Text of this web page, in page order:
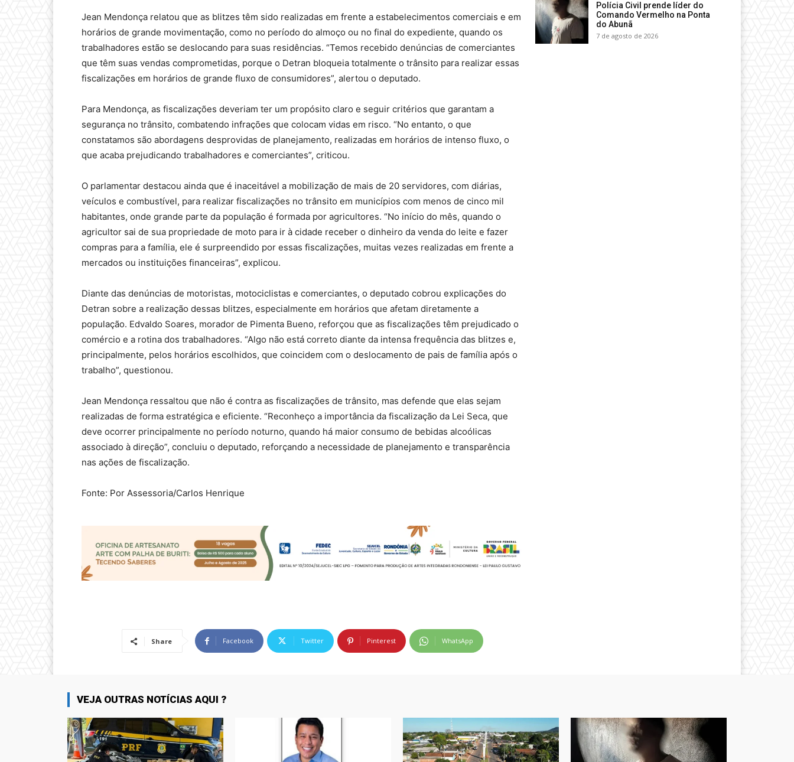
Jean Mendonça relatou que as blitzes têm sido realizadas em frente a estabelecimentos comerciais e em
horários de grande movimentação, como no período do almoço ou no final do expediente, quando os
trabalhadores estão se deslocando para suas residências. “Temos recebido denúncias de comerciantes
que têm suas vendas comprometidas, porque o Detran bloqueia totalmente o trânsito para realizar essas
fiscalizações em horários de grande fluxo de consumidores”, alertou o deputado.
Para Mendonça, as fiscalizações deveriam ter um propósito claro e seguir critérios que garantam a
segurança no trânsito, combatendo infrações que colocam vidas em risco. “No entanto, o que
constatamos são abordagens desprovidas de planejamento, realizadas em horários de intenso fluxo, o
que acaba prejudicando trabalhadores e comerciantes”, criticou.
O parlamentar destacou ainda que é inaceitável a mobilização de mais de 20 servidores, com diárias,
veículos e combustível, para realizar fiscalizações no trânsito em municípios com menos de cinco mil
habitantes, onde grande parte da população é formada por agricultores. “No início do mês, quando o
agricultor sai de sua propriedade de moto para ir à cidade receber o dinheiro da venda do leite e fazer
compras para a família, ele é surpreendido por essas fiscalizações, muitas vezes realizadas em frente a
mercados ou instituições financeiras”, explicou.
Diante das denúncias de motoristas, motociclistas e comerciantes, o deputado cobrou explicações do
Detran sobre a realização dessas blitzes, especialmente em horários que afetam diretamente a
população. Edvaldo Soares, morador de Pimenta Bueno, reforçou que as fiscalizações têm prejudicado o
comércio e a rotina dos trabalhadores. “Algo não está correto diante da intensa frequência das blitzes e,
principalmente, pelos horários escolhidos, que coincidem com o deslocamento de pais de família após o
trabalho”, questionou.
Jean Mendonça ressaltou que não é contra as fiscalizações de trânsito, mas defende que elas sejam
realizadas de forma estratégica e eficiente. “Reconheço a importância da fiscalização da Lei Seca, que
deve ocorrer principalmente no período noturno, quando há maior consumo de bebidas alcoólicas
associado à direção”, concluiu o deputado, reforçando a necessidade de planejamento e transparência
nas ações de fiscalização.
Fonte: Por Assessoria/Carlos Henrique
Share Facebook Twitter Pinterest WhatsApp
Polícia Civil prende líder do
Comando Vermelho na Ponta
do Abunã
7 de agosto de 2026
VEJA OUTRAS NOTÍCIAS AQUI ?